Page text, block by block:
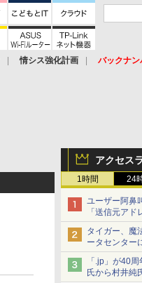
情シス強化計画
バックナン
アクセス
1時間 24
ユーザー阿鼻
「送信元ア
【やじうま
タイガー、魔
ータセンター
で 「ステン
「.jp」が40
氏から村井純